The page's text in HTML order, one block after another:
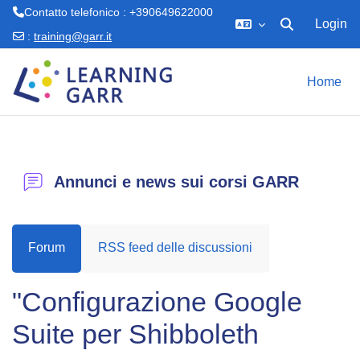
Contatto telefonico : +390649622000
: training@garr.it Attiva/
Login
Home
Annunci e news sui corsi GARR
Forum RSS feed delle discussioni
"Configurazione Google
Suite per Shibboleth